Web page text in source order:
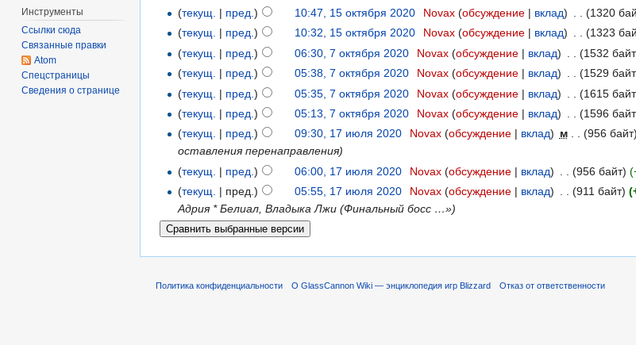
(текущ. | пред.) 10:47, 15 октября 2020 Novax (обсуждение| вклад) (1320
(текущ. | пред.) 10:32, 15 октября 2020 Novax (обсуждение| вклад) . . (1323
(текущ. | пред.) 06:30, 7 октября 2020 Novax (обсуждение| вклад) (1532
(текущ. | пред.) 05:38, 7 октября 2020 Novax (обсуждение| вклад) . . (1529
(текущ. | пред.) 05:35, 7 октября 2020 Novax (обсуждение| вклад) (1615
(текущ. | пред.) 05:13, 7 октября 2020 Novax (обсуждение| вклад) (1596
(текущ. | пред.) 09:30, 17 июля 2020 Novax (обсуждение| вклад) м . . (956 байт)
оставления перенаправления)
(текущ. | пред.) 06:00, 17 июля 2020 Novax (обсуждение| вклад) (956 байт)
(текущ. | пред.) 05:55, 17 июля 2020 Novax (обсуждение| вклад) (911 байт)
Адрия * Белиал, Владыка Лжи (Финальный босс …»)
Инструменты
Ссылки сюда
Связанные правки
Atom
Спецстраницы
Сведения о странице
Политика конфиденциальности О GlassCannon Wiki — энциклопедия игр Blizzard Отказ от ответственности